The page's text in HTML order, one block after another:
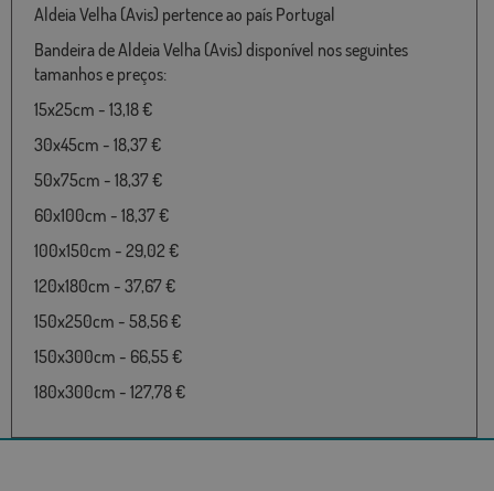
Aldeia Velha (Avis) pertence ao país Portugal
Bandeira de Aldeia Velha (Avis) disponível nos seguintes
tamanhos e preços:
15x25cm - 13,18 €
30x45cm - 18,37 €
50x75cm - 18,37 €
60x100cm - 18,37 €
100x150cm - 29,02 €
120x180cm - 37,67 €
150x250cm - 58,56 €
150x300cm - 66,55 €
180x300cm - 127,78 €